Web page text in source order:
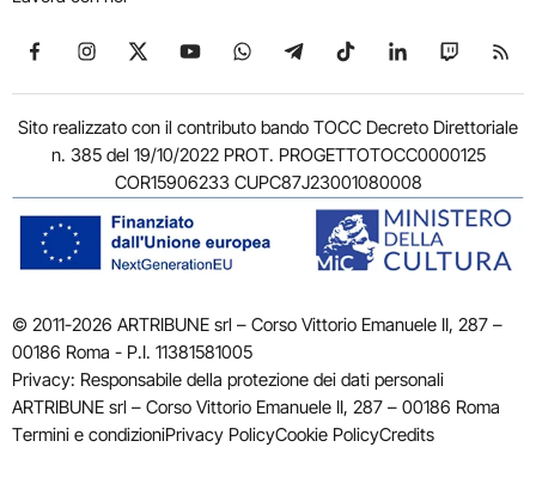
Seguici su Facebook
Seguici su Instagram
Seguici su X
Seguici su YouTube
Seguici su WhatsApp
Seguici su Telegram
Seguici su TikTok
Seguici su
Seguici
Sito realizzato con il contributo bando TOCC Decreto Direttoriale
n. 385 del 19/10/2022 PROT. PROGETTOTOCC0000125
COR15906233 CUPC87J23001080008
© 2011-2026 ARTRIBUNE srl – Corso Vittorio Emanuele II, 287 –
00186 Roma - P.I. 11381581005
Privacy: Responsabile della protezione dei dati personali
ARTRIBUNE srl – Corso Vittorio Emanuele II, 287 – 00186 Roma
Termini e condizioniPrivacy PolicyCookie PolicyCredits